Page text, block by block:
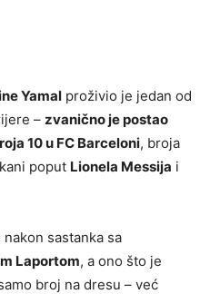
Yamal proživio je jedan od
– zvanično je postao
10 u FC Barceloni, broja
poput Lionela Messija i
sastanka sa
Laportom, a ono što je
broj na dresu – već